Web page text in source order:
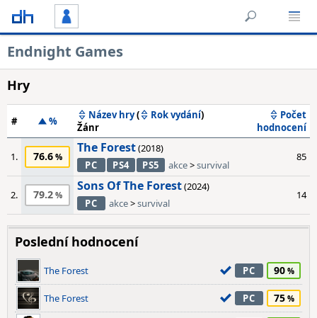
Endnight Games
Hry
# % Název hry( Rok vydání)
Žánr
Počet
hodnocení
1. 76.6
The Forest(2018)
PC
PS4 PS5 akce>survival
85
2. 79.2
Sons Of The Forest(2024)
PC
akce>survival
14
Poslední hodnocení
The Forest PC 90
The Forest PC 75